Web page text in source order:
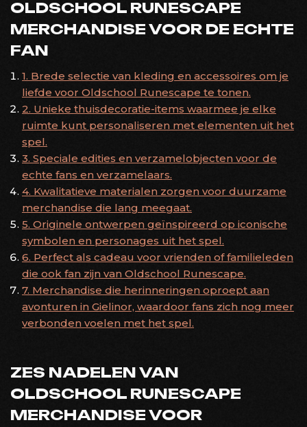
OLDSCHOOL RUNESCAPE
MERCHANDISE VOOR DE ECHTE
FAN
1. Brede selectie van kleding en accessoires om je
liefde voor Oldschool Runescape te tonen.
2. Unieke thuisdecoratie-items waarmee je elke
ruimte kunt personaliseren met elementen uit het
spel.
3. Speciale edities en verzamelobjecten voor de
echte fans en verzamelaars.
4. Kwalitatieve materialen zorgen voor duurzame
merchandise die lang meegaat.
5. Originele ontwerpen geïnspireerd op iconische
symbolen en personages uit het spel.
6. Perfect als cadeau voor vrienden of familieleden
die ook fan zijn van Oldschool Runescape.
7. Merchandise die herinneringen oproept aan
avonturen in Gielinor, waardoor fans zich nog meer
verbonden voelen met het spel.
ZES NADELEN VAN
OLDSCHOOL RUNESCAPE
MERCHANDISE VOOR